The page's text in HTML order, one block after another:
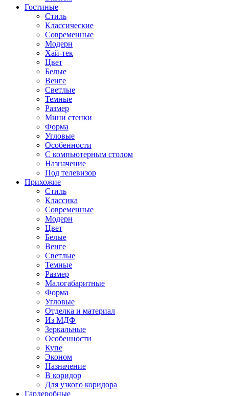
Гостиные
Стиль
Классические
Современные
Модерн
Хай-тек
Цвет
Белые
Венге
Светлые
Темные
Размер
Мини стенки
Форма
Угловые
Особенности
С компьютерным столом
Назначение
Под телевизор
Прихожие
Стиль
Классика
Современные
Модерн
Цвет
Белые
Венге
Светлые
Темные
Размер
Малогабаритные
Форма
Угловые
Отделка и материал
Из МДФ
Зеркальные
Особенности
Купе
Эконом
Назначение
В коридор
Для узкого коридора
Гардеробные